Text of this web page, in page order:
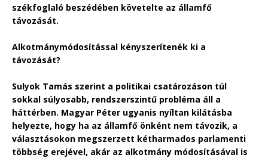
székfoglaló beszédében követelte az államfő
távozását.
Alkotmánymódosítással kényszerítenék ki a
távozását?
Sulyok Tamás szerint a politikai csatározáson túl
sokkal súlyosabb, rendszerszintű probléma áll a
háttérben. Magyar Péter ugyanis nyíltan kilátásba
helyezte, hogy ha az államfő önként nem távozik, a
választásokon megszerzett kétharmados parlamenti
többség erejével, akár az alkotmány módosításával is